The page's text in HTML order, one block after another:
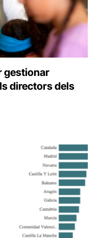
gestionar
directors dels